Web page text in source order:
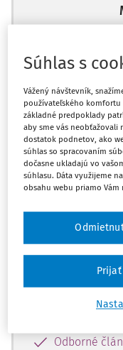
Ups,
Celý
dostupný
obsahu a
zdarma,
Vďaka
Odborné
Súhlas s
Vážený návštevník,
používateľského komfortu
základné predpoklady
aby sme vás
dostatok podnetov, ako
súhlas so spracovaním
dočasne ukladajú vo
súhlasu. Dáta využijeme
obsahu webu priamo Vám